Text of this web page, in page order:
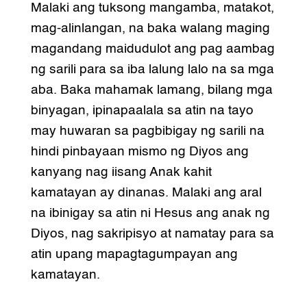
Malaki ang tuksong mangamba, matakot,
mag-alinlangan, na baka walang maging
magandang maidudulot ang pag aambag
ng sarili para sa iba lalung lalo na sa mga
aba. Baka mahamak lamang, bilang mga
binyagan, ipinapaalala sa atin na tayo
may huwaran sa pagbibigay ng sarili na
hindi pinbayaan mismo ng Diyos ang
kanyang nag iisang Anak kahit
kamatayan ay dinanas. Malaki ang aral
na ibinigay sa atin ni Hesus ang anak ng
Diyos, nag sakripisyo at namatay para sa
atin upang mapagtagumpayan ang
kamatayan.